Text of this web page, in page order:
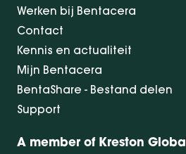
Werken bij Bentacera
Contact
Kennis en actualiteit
Mijn Bentacera
BentaShare - Bestand delen
Support
A member of Kreston Global